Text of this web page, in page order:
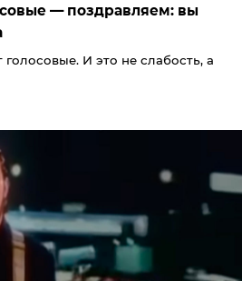
— поздравляем: вы
И это не слабость, а